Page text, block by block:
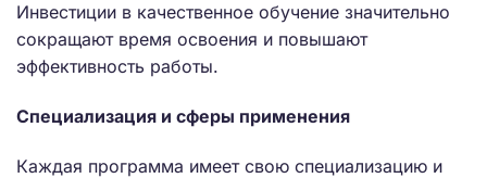
Инвестиции в качественное обучение значительно
сокращают время освоения и повышают
эффективность работы.
Специализация и сферы применения
Каждая программа имеет свою специализацию и